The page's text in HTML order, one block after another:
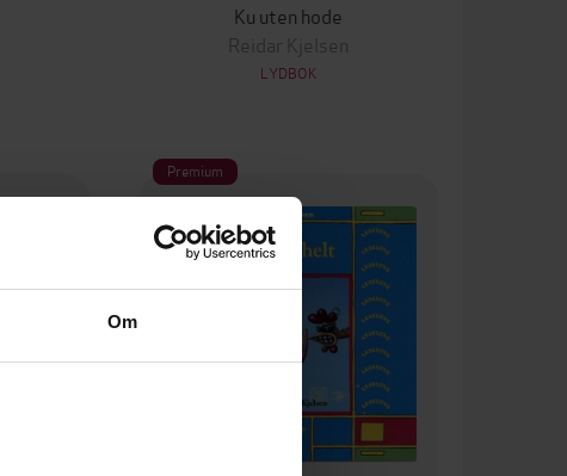
Om
Ku uten hode
Reidar Kjelsen
LYDBOK
Premium